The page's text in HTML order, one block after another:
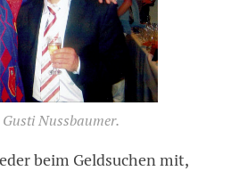
Nussbaumer.
beim Geldsuchen mit,